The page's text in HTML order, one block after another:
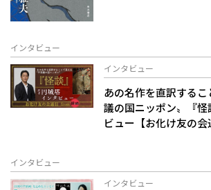
インタビュー
インタビュー
あの名作を直訳する
議の国ニッポン〟『
ビュー【お化け友の会
インタビュー
インタビュー